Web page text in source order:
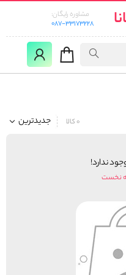
مشاوره رایگان:
087-33173228
جدیدترین 0 کالا
ندارد!
نخست